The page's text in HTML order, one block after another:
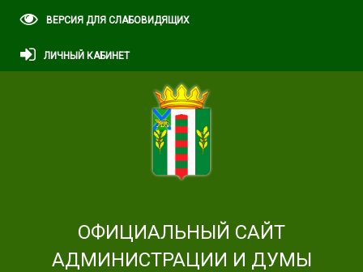
ВЕРСИЯ ДЛЯ СЛАБОВИДЯЩИХ
ЛИЧНЫЙ КАБИНЕТ
ОФИЦИАЛЬНЫЙ САЙТ
АДМИНИСТРАЦИИ И ДУМЫ